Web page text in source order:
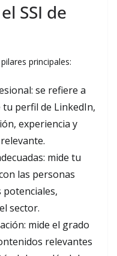
SSI de
principales:
se refiere a
tu perfil de LinkedIn,
experiencia y
mide tu
las personas
potenciales,
sector.
mide el grado
relevantes